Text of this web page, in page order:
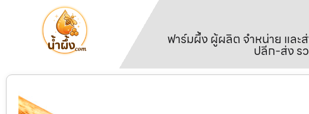
ฟาร์มผึ้ง ผู้ผลิต จำหน่าย แล
ปลีก-ส่ง ร